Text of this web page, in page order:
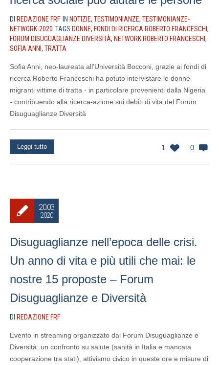
DI REDAZIONE FRF IN NOTIZIE, TESTIMONIANZE, TESTIMONIANZE-
NETWORK-2020 TAGS DONNE, FONDI DI RICERCA ROBERTO FRANCESCHI,
FORUM DISUGUAGLIANZE DIVERSITÀ, NETWORK ROBERTO FRANCESCHI,
SOFIA ANNI, TRATTA
Sofia Anni, neo-laureata all'Università Bocconi, grazie ai fondi di
ricerca Roberto Franceschi ha potuto intervistare le donne
migranti vittime di tratta - in particolare provenienti dalla Nigeria
- contribuendo alla ricerca-azione sui debiti di vita del Forum
Disuguaglianze Diversità
1 0
Leggi tutto
20.03
2020
Disuguaglianze nell’epoca delle crisi.
Un anno di vita e più utili che mai: le
nostre 15 proposte – Forum
Disuguaglianze e Diversità
DI REDAZIONE FRF
Evento in streaming organizzato dal Forum Disuguaglianze e
Diversità: un confronto su salute (sanità in Italia e mancata
cooperazione tra stati), attivismo civico in queste ore e misure di